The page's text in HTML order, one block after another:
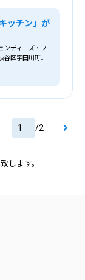
ッチン」が
ンディーズ・フ
谷区宇田川町、
。
/2
します。